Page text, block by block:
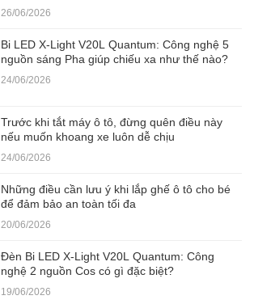
26/06/2026
Bi LED X-Light V20L Quantum: Công nghệ 5
nguồn sáng Pha giúp chiếu xa như thế nào?
24/06/2026
Trước khi tắt máy ô tô, đừng quên điều này
nếu muốn khoang xe luôn dễ chịu
24/06/2026
Những điều cần lưu ý khi lắp ghế ô tô cho bé
để đảm bảo an toàn tối đa
20/06/2026
Đèn Bi LED X-Light V20L Quantum: Công
nghệ 2 nguồn Cos có gì đặc biệt?
19/06/2026